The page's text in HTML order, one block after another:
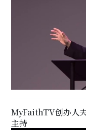
MyFaithTV创办人
主持